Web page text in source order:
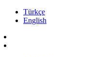
Türkçe
English